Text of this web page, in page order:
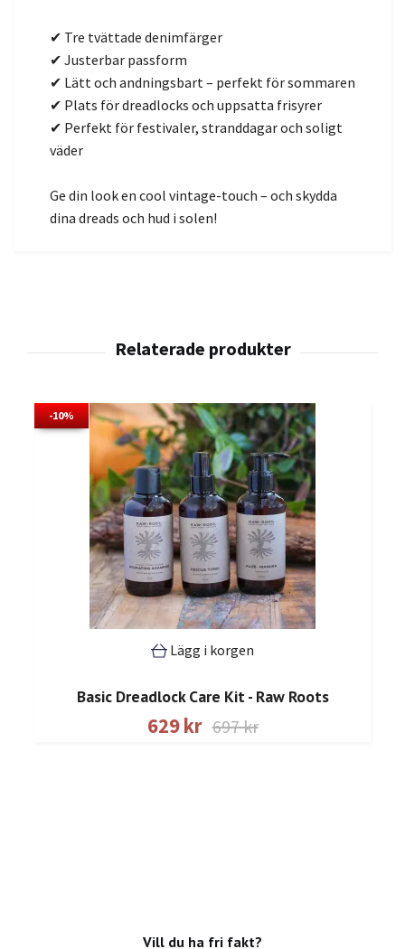
Vill du ha fri fakt?
✔ Tre tvättade denimfärger
✔ Justerbar passform
✔ Lätt och andningsbart – perfekt för sommaren
✔ Plats för dreadlocks och uppsatta frisyrer
✔ Perfekt för festivaler, stranddagar och soligt
väder
Ge din look en cool vintage-touch – och skydda
dina dreads och hud i solen!
-10%
Lägg i korgen
Basic Dreadlock Care Kit - Raw Roots
629 kr 697 kr